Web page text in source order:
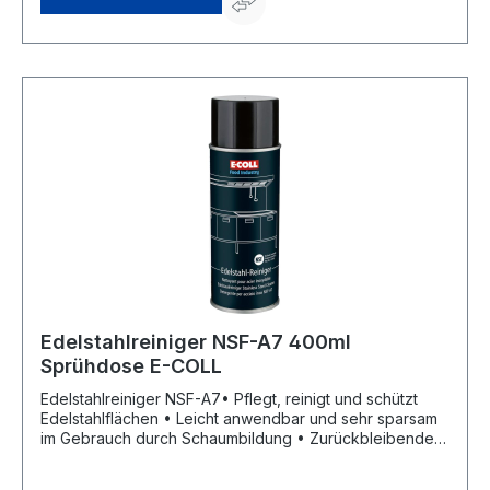
von nahezu allen Oberflächen wie z. B. Böden, Wänden,
Fliesen, Maschinen, Küchen etc. • Eignet sich
Konzepten • pH-Wert: 11,3 (unverdünnt)Signalwort:
AugenschädenHersteller: Einkaufsbüro Deutscher
Eisenhändler GmbH, EDE Platz 1, 42389 Wuppertal, DE,
+4920260960, webkontakt@ede.de
Edelstahlreiniger NSF-A7 400ml
Sprühdose E-COLL
Edelstahlreiniger NSF-A7• Pflegt, reinigt und schützt
Edelstahlflächen • Leicht anwendbar und sehr sparsam
im Gebrauch durch Schaumbildung • Zurückbleibender